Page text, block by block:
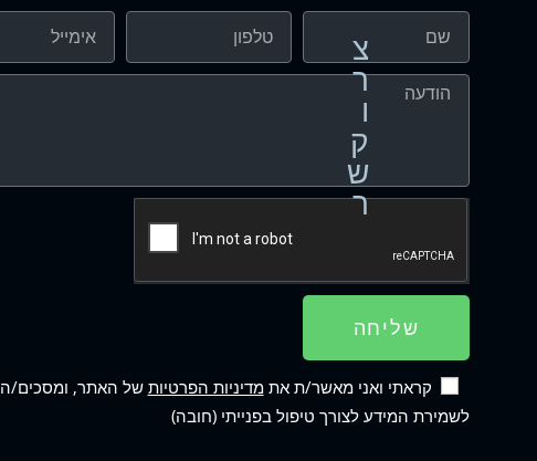
צ
ר
ו
ק
ש
ר
שליחה
קראתי ואני מאשר/ת אתמדיניות הפרטיות של האתר, ומסכים/ה
לשמירת המידע לצורך טיפול בפנייתי (חובה)